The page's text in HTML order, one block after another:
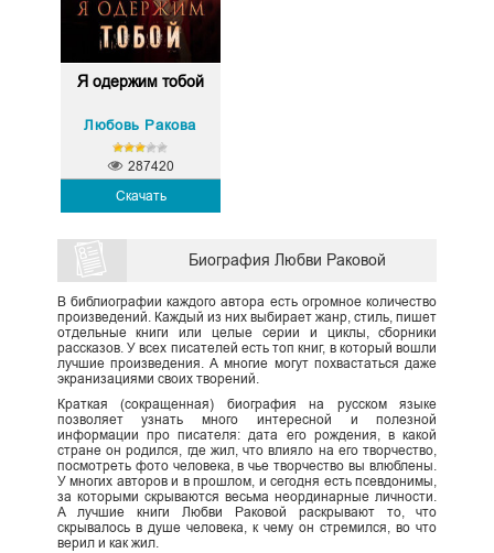
Я одержим тобой
Любовь Ракова
Скачать
287420
Биография Любви Раковой
В библиографии каждого автора есть огромное количество
произведений. Каждый из них выбирает жанр, стиль, пишет
отдельные книги или целые серии и циклы, сборники
рассказов. У всех писателей есть топ книг, в который вошли
лучшие произведения. А многие могут похвастаться даже
экранизациями своих творений.
Краткая (сокращенная) биография на русском языке
позволяет узнать много интересной и полезной
информации про писателя: дата его рождения, в какой
стране он родился, где жил, что влияло на его творчество,
посмотреть фото человека, в чье творчество вы влюблены.
У многих авторов и в прошлом, и сегодня есть псевдонимы,
за которыми скрываются весьма неординарные личности.
А лучшие книги Любви Раковой раскрывают то, что
скрывалось в душе человека, к чему он стремился, во что
верил и как жил.